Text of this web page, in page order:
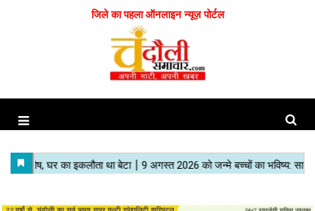
जिले का पहला ऑनलाइन न्यूज़ पोर्टल